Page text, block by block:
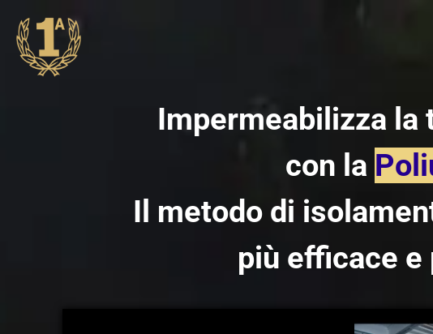
Impermeabilizza la
con la
Il metodo di
più efficace e